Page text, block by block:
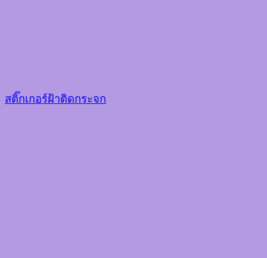
สติ๊กเกอร์ฝ้าติดกระจก